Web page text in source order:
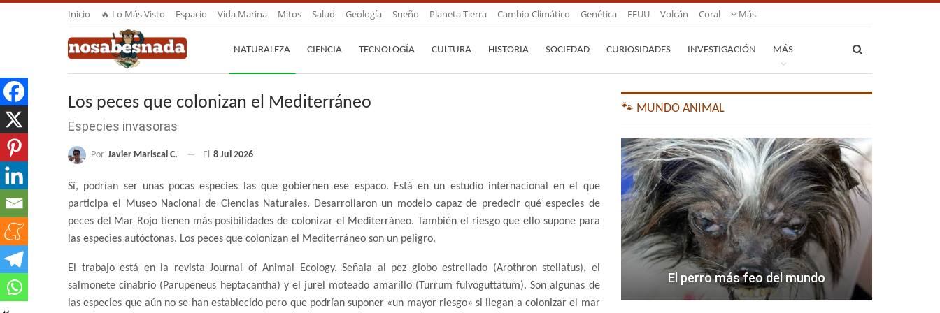
Inicio 🔥 Lo Más Visto Espacio Vida Marina Mitos Salud Geología Sueño Planeta Tierra Cambio Climático Genética EEUU Volcán Coral Más
NATURALEZA CIENCIA TECNOLOGÍA CULTURA HISTORIA SOCIEDAD CURIOSIDADES INVESTIGACIÓN MÁS
Los peces que colonizan el Mediterráneo
Especies invasoras
Por Javier Mariscal C. El 8 Jul 2026
Sí, podrían ser unas pocas especies las que gobiernen ese espaco. Está en un estudio internacional en el que
participa el Museo Nacional de Ciencias Naturales. Desarrollaron un modelo capaz de predecir qué especies de
peces del Mar Rojo tienen más posibilidades de colonizar el Mediterráneo. También el riesgo que ello supone para
las especies autóctonas. Los peces que colonizan el Mediterráneo son un peligro.
El trabajo está en la revista Journal of Animal Ecology. Señala al pez globo estrellado (Arothron stellatus), el
salmonete cinabrio (Parupeneus heptacantha) y el jurel moteado amarillo (Turrum fulvoguttatum). Son algunas de
las especies que aún no se han establecido pero que podrían suponer «un mayor riesgo» si llegan a colonizar el mar
🐾 MUNDO ANIMAL
El perro más feo del mundo